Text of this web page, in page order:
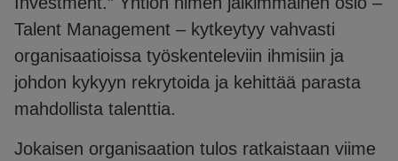
Talent Management – kytkeytyy vahvasti
organisaatioissa työskenteleviin ihmisiin ja
johdon kykyyn rekrytoida ja kehittää parasta
mahdollista talenttia.
Jokaisen organisaation tulos ratkaistaan viime